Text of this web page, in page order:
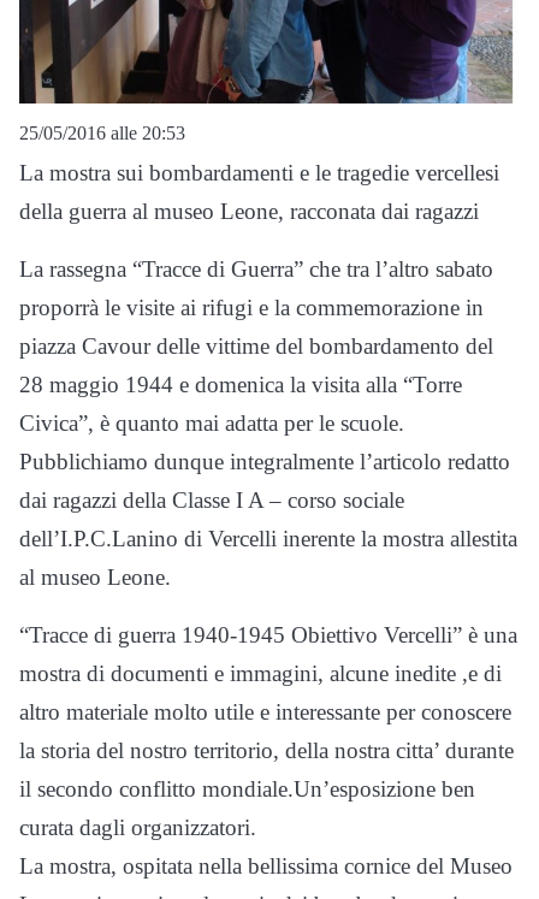
25/05/2016 alle 20:53
La mostra sui bombardamenti e le tragedie vercellesi
della guerra al museo Leone, racconata dai ragazzi
La rassegna “Tracce di Guerra” che tra l’altro sabato
proporrà le visite ai rifugi e la commemorazione in
piazza Cavour delle vittime del bombardamento del
28 maggio 1944 e domenica la visita alla “Torre
Civica”, è quanto mai adatta per le scuole.
Pubblichiamo dunque integralmente l’articolo redatto
dai ragazzi della Classe I A – corso sociale
dell’I.P.C.Lanino di Vercelli inerente la mostra allestita
al museo Leone.
“Tracce di guerra 1940-1945 Obiettivo Vercelli” è una
mostra di documenti e immagini, alcune inedite ,e di
altro materiale molto utile e interessante per conoscere
la storia del nostro territorio, della nostra citta’ durante
il secondo conflitto mondiale.Un’esposizione ben
curata dagli organizzatori.
La mostra, ospitata nella bellissima cornice del Museo